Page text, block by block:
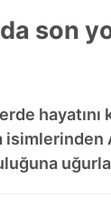
son
hayatını
isimlerinden